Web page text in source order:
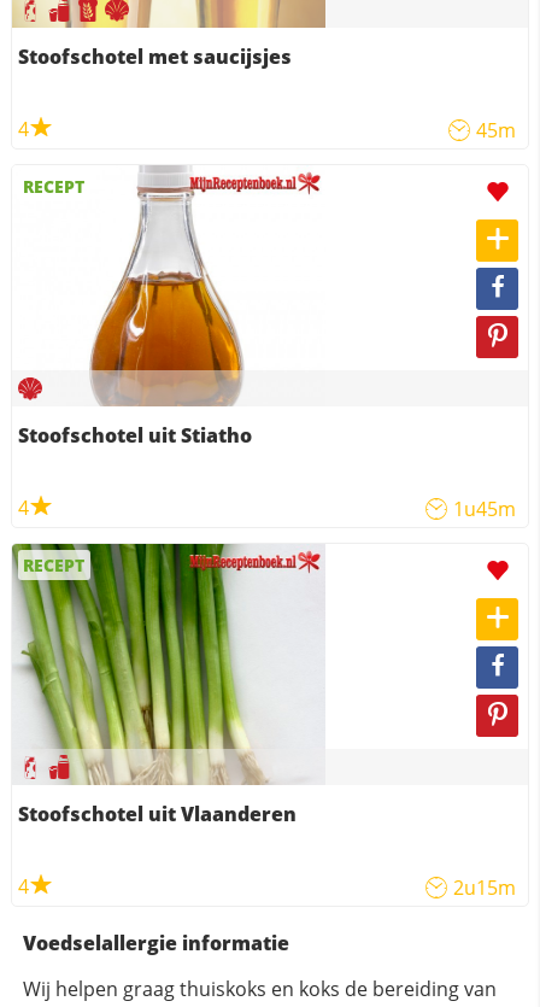
Stoofschotel met saucijsjes
4 45m
RECEPT
Stoofschotel uit Stiatho
4 1u45m
RECEPT
Stoofschotel uit Vlaanderen
4 2u15m
Voedselallergie informatie
Wij helpen graag thuiskoks en koks de bereiding van